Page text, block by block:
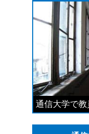
通信大学で